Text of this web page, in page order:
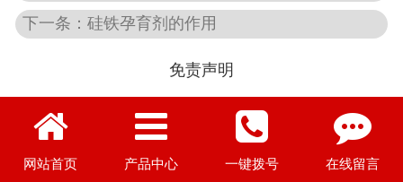
下一条：硅铁孕育剂的作用
免责声明
图文部分摘自网络，如有侵权请联系删除
网站首页 产品中心 一键拨号 在线留言